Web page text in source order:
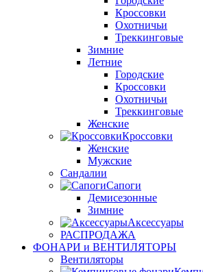
Кроссовки
Охотничьи
Треккинговые
Зимние
Летние
Городские
Кроссовки
Охотничьи
Треккинговые
Женские
Кроссовки
Женские
Мужские
Сандалии
Сапоги
Демисезонные
Зимние
Аксессуары
РАСПРОДАЖА
ФОНАРИ и ВЕНТИЛЯТОРЫ
Вентиляторы